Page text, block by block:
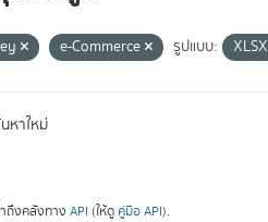
e-Commerce รูปแบบ: XLSX
หาใหม่
ถึงคลังทาง API (ให้ดู คู่มือ API).